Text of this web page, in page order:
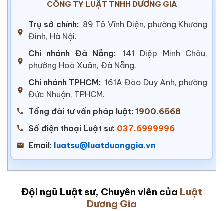
CÔNG TY LUẬT TNHH DƯƠNG GIA
Trụ sở chính: 89 Tô Vĩnh Diện, phường Khương
Đình, Hà Nội.
Chi nhánh Đà Nẵng:
141 Diệp Minh Châu,
phường Hoà Xuân, Đà Nẵng.
Chi nhánh TPHCM: 161A Đào Duy Anh, phường
Đức Nhuận, TPHCM.
Tổng đài tư vấn pháp luật: 1900.6568
Số điện thoại Luật sư: 037.6999996
Email: luatsu@luatduonggia.vn
Đội ngũ Luật sư, Chuyên viên của Luật
Dương Gia